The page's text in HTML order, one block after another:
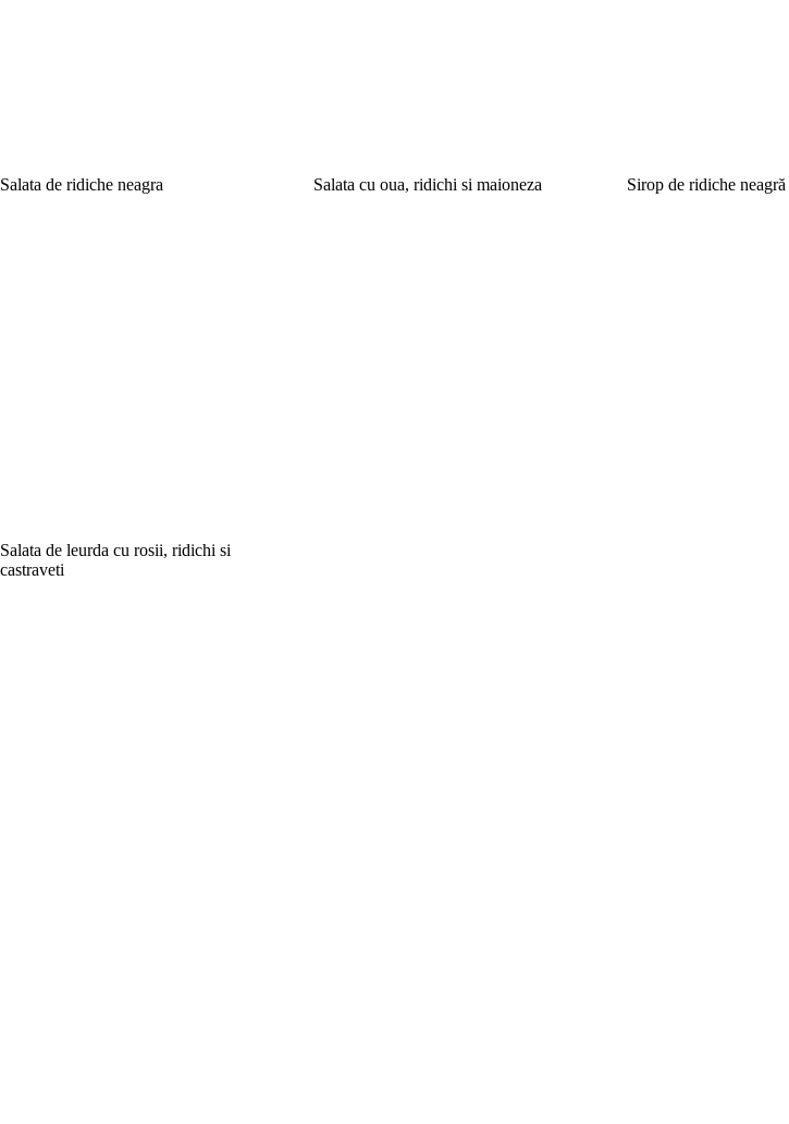
Salata de ridiche neagra Salata cu oua, ridichi si maioneza Sirop de ridiche
Salata de leurda cu rosii, ridichi si
castraveti